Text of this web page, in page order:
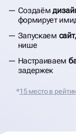
Создаём
формирует
Запускаем
нише
Настраиваем
задержек
*15 место в